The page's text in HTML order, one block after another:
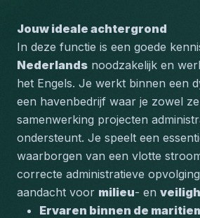
Jouw ideale achtergrond
Nederlands noodzakelijk en
het Engels. Je werkt binnen een
een havenbedrijf waar je zowel
samenwerking projecten
ondersteunt. Je speelt een
waarborgen van een vlotte
correcte administratieve
aandacht voor milieu- en
Ervaren binnen de